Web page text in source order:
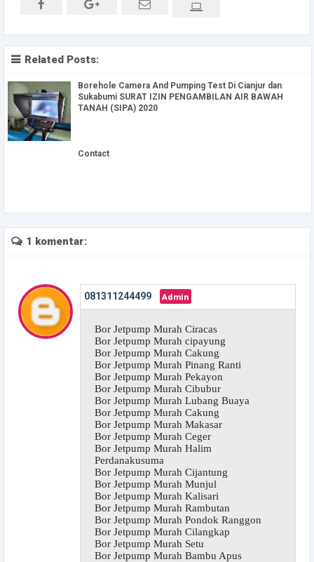
Related Posts:
Borehole Camera And Pumping Test Di Cianjur dan
Sukabumi SURAT IZIN PENGAMBILAN AIR BAWAH
TANAH (SIPA) 2020
Contact
1 komentar:
081311244499
Bor Jetpump Murah Ciracas
Bor Jetpump Murah cipayung
Bor Jetpump Murah Cakung
Bor Jetpump Murah Pinang Ranti
Bor Jetpump Murah Pekayon
Bor Jetpump Murah Cibubur
Bor Jetpump Murah Lubang Buaya
Bor Jetpump Murah Cakung
Bor Jetpump Murah Makasar
Bor Jetpump Murah Ceger
Bor Jetpump Murah Halim
Perdanakusuma
Bor Jetpump Murah Cijantung
Bor Jetpump Murah Munjul
Bor Jetpump Murah Kalisari
Bor Jetpump Murah Rambutan
Bor Jetpump Murah Pondok Ranggon
Bor Jetpump Murah Cilangkap
Bor Jetpump Murah Setu
Bor Jetpump Murah Bambu Apus